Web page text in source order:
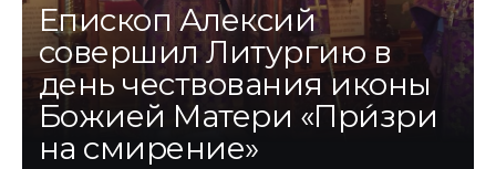
Епископ Алексий
совершил Литургию в
день чествования иконы
Божией Матери «При́зри
на смирение»